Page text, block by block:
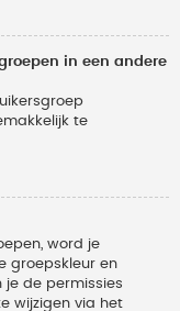
in een andere
te
word je
groepskleur en
de permissies
wijzigen via het